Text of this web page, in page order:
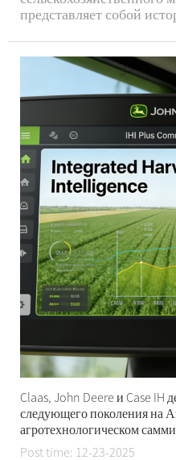
представляет собой
(бренд CNH Industrial)
препятствиями на
вызванные
Claas, John Deere и Case IH
следующего поколения на
агротехнологическом
Post time: 12-23-2025